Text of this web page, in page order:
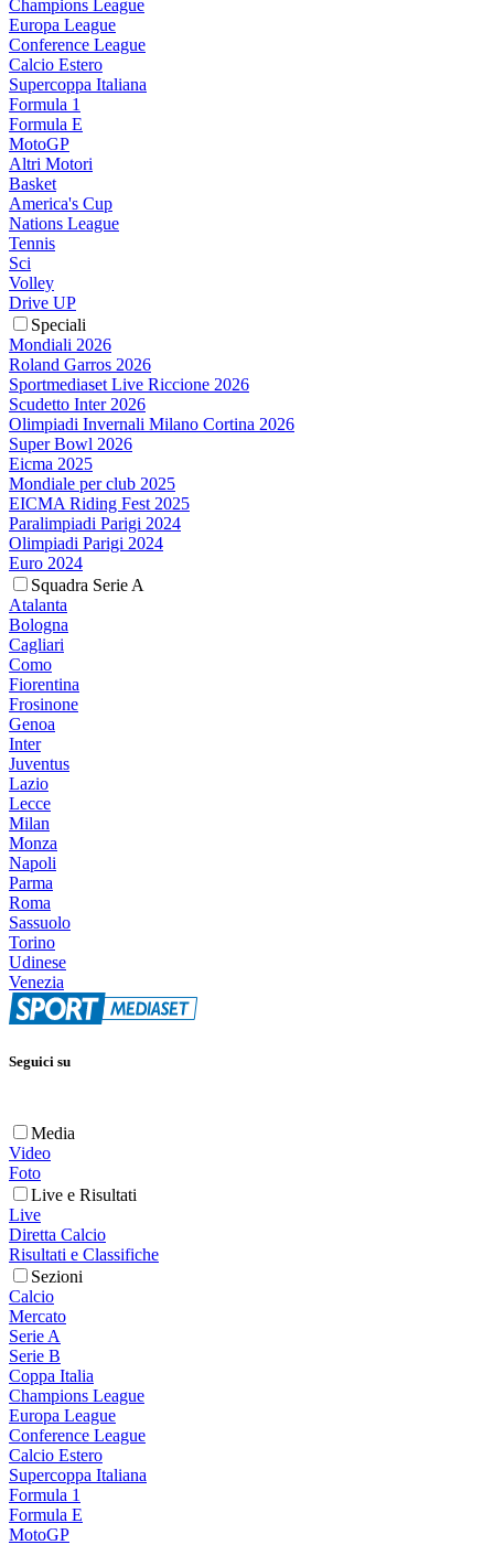
Champions League
Europa League
Conference League
Calcio Estero
Supercoppa Italiana
Formula 1
Formula E
MotoGP
Altri Motori
Basket
America's Cup
Nations League
Tennis
Sci
Volley
Drive UP
Speciali
Mondiali 2026
Roland Garros 2026
Sportmediaset Live Riccione 2026
Scudetto Inter 2026
Olimpiadi Invernali Milano Cortina 2026
Super Bowl 2026
Eicma 2025
Mondiale per club 2025
EICMA Riding Fest 2025
Paralimpiadi Parigi 2024
Olimpiadi Parigi 2024
Euro 2024
Squadra Serie A
Atalanta
Bologna
Cagliari
Como
Fiorentina
Frosinone
Genoa
Inter
Juventus
Lazio
Lecce
Milan
Monza
Napoli
Parma
Roma
Sassuolo
Torino
Udinese
Venezia
Seguici su
Media
Video
Foto
Live e Risultati
Live
Diretta Calcio
Risultati e Classifiche
Sezioni
Calcio
Mercato
Serie A
Serie B
Coppa Italia
Champions League
Europa League
Conference League
Calcio Estero
Supercoppa Italiana
Formula 1
Formula E
MotoGP